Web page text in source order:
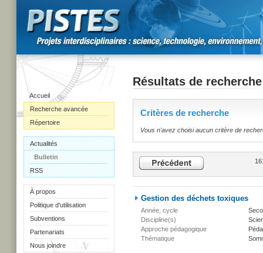
Accueil
Recherche avancée
Répertoire
Actualités
Bulletin
RSS
À propos
Politique d'utilisation
Subventions
Partenariats
Nous joindre
Résultats de recherche
Critères de recherche
Vous n'avez choisi aucun critère de
Gestion des déchets toxiques
Année, cycle
Discipline(s)
Approche pédagogique
Thématique